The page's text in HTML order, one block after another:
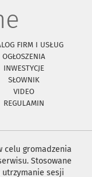
FIRM I USŁUG
OGŁOSZENIA
INWESTYCJE
SŁOWNIK
VIDEO
REGULAMIN
celu gromadzenia
Stosowane
sesji